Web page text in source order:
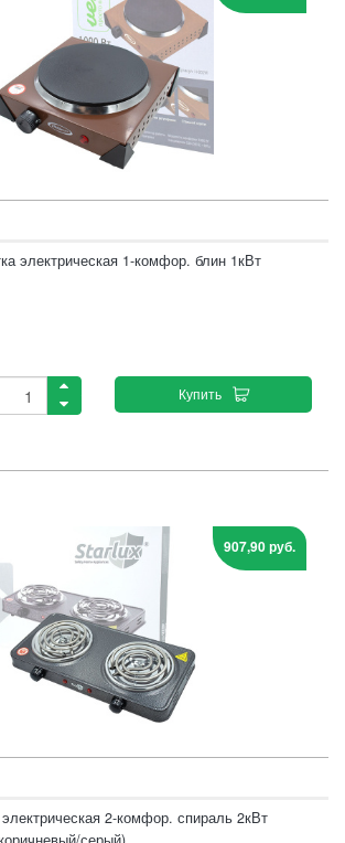
электрическая 1-комфор. блин 1кВт
Купить
907,90 руб.
2-комфор. спираль 2кВт